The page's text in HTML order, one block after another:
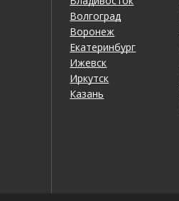
Волгоград
Воронеж
Екатеринбург
Ижевск
Иркутск
Казань